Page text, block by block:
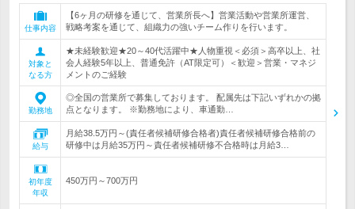
仕事内容
【6ヶ月の研修を通じて、営業所長へ】営業活動や営業所運営、
戦略考案を通じて、組織力の強いチーム作りを行います。
対象と
なる方
★未経験歓迎★20～40代活躍中★人物重視＜必須＞高卒以上、社
会人経験5年以上、普通免許（AT限定可）＜歓迎＞営業・マネジ
メントのご経験
勤務地
◎全国の営業所で募集しております。 配属先は下記いずれかの拠
点となります。 ※勤務地により、車通勤…
給与
月給38.5万円～(責任者候補研修合格者)責任者候補研修合格前の
研修中は月給35万円～責任者候補研修不合格時は月給3…
初年度
年収
450万円～700万円